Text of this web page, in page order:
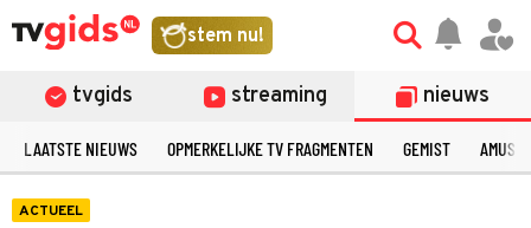
stem nu!
tvgids streaming nieuws
LAATSTE NIEUWS OPMERKELIJKE TV FRAGMENTEN GEMIST
ACTUEEL